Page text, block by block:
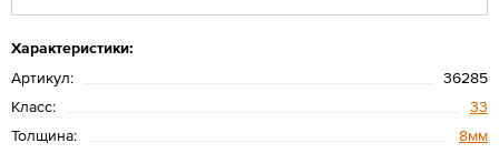
Характеристики:
Артикул:
36285
Класс:
33
Толщина:
8мм